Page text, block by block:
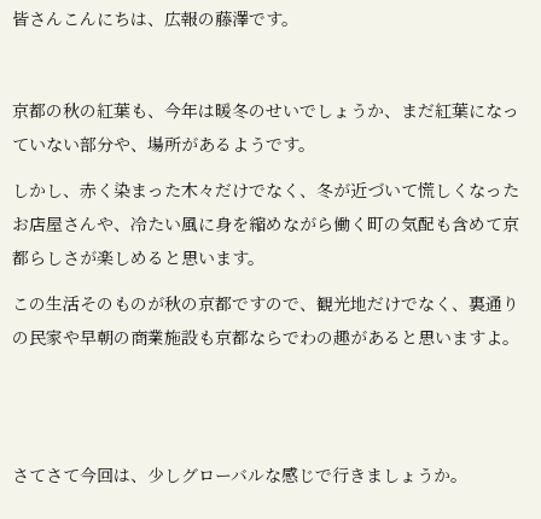
皆さんこんにちは、広報の藤澤です。
京都の秋の紅葉も、今年は暖冬のせいでしょうか、まだ紅葉になっ
ていない部分や、場所があるようです。
しかし、赤く染まった木々だけでなく、冬が近づいて慌しくなった
お店屋さんや、冷たい風に身を縮めながら働く町の気配も含めて京
都らしさが楽しめると思います。
この生活そのものが秋の京都ですので、観光地だけでなく、裏通り
の民家や早朝の商業施設も京都ならでわの趣があると思いますよ。
さてさて今回は、少しグローバルな感じで行きましょうか。